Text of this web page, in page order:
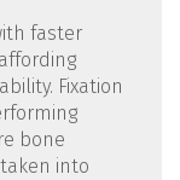
faster
Fixation
bone
into